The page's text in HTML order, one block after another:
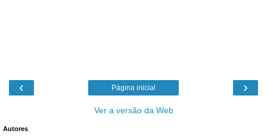
‹ ›
Página inicial
Ver a versão da Web
Autores